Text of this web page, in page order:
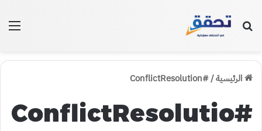
بحث عن
الرئيسية/
#ConflictResolution
#ConflictResolutio